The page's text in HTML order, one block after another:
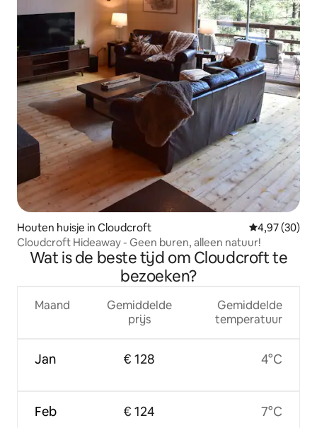
Houten huisje in Cloudcroft Gemiddelde
4,97 (30)
Cloudcroft Hideaway - Geen buren, alleen natuur!
Wat is de beste tijd om Cloudcroft te
bezoeken?
Maand
Jan
Feb
Gemiddelde
prijs
€ 128
€ 124
Gemiddelde
temperatuur
4°C
7°C